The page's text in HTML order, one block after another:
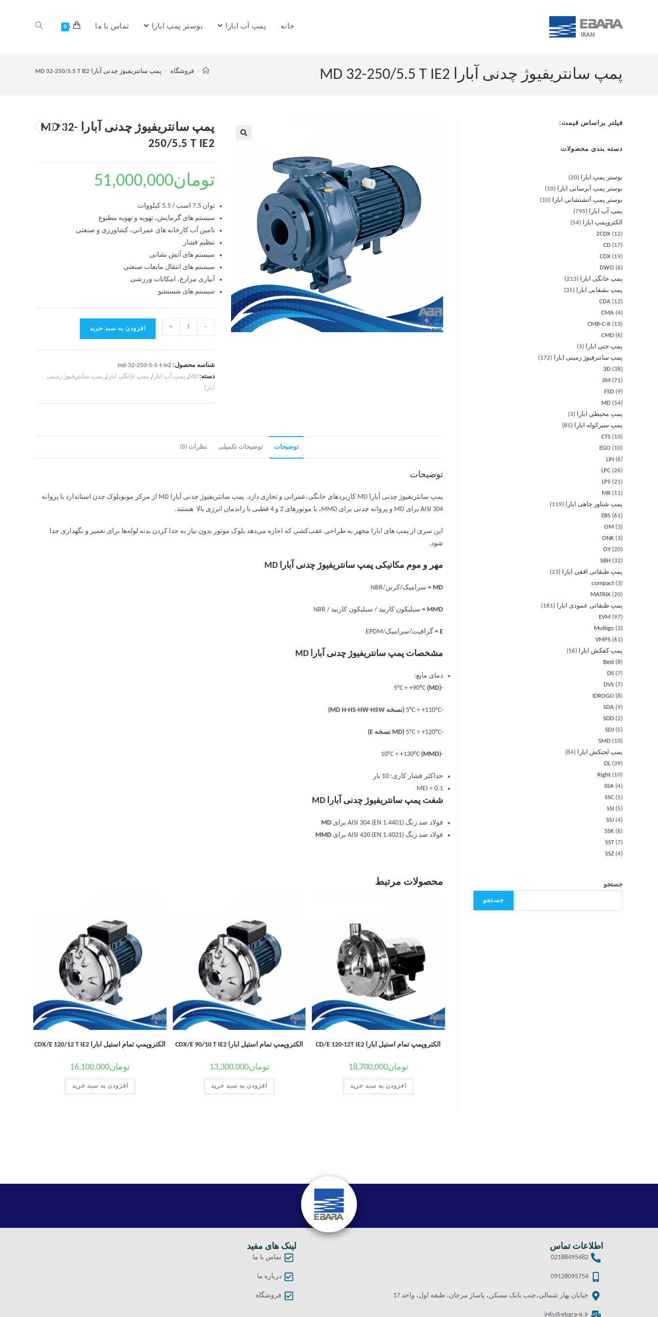
خانه پمپ آب ابارا بوستر پمپ ابارا تماس با ما 0
پمپ سانتریفیوژ چدنی آبارا MD 32-250/5.5 T IE2 > فروشگاه > پمپ سانتریفیوژ چدنی آبارا MD 32-250/5.5 T IE2
پمپ سانتریفیوژ چدنی آبارا MD 32-
250/5.5 T IE2
تومان51,000,000
توان 7.5 اسب / 5.5 کیلووات
سیستم های گرمایش، تهویه و تهویه مطبوع
تامین آب کارخانه های عمرانی، کشاورزی و صنعتی
تنظیم فشار
سیستم های آتش نشانی
سیستم های انتقال مایعات صنعتی
آبیاری مزارع، امکانات ورزشی
سیستم های شستشو
-
+ افزودن به سبد خرید
شناسه محصول: md-32-250-5-5-t-ie2
دسته:MD
, پمپ آب ابارا, پمپ خانگی ابارا, پمپ سانترفیوژ زمینی
ابارا
توضیحات توضیحات تکمیلی نظرات (0)
توضیحات
پمپ سانتریفیوژ چدنی آبارا MD کاربردهای خانگی،عمرانی و تجاری دارد. پمپ سانتریفیوژ چدنی آبارا MD از مرکز مونوبلوک چدن استاندارد با پروانه
AISI 304 برای MD و پروانه چدنی برای MMD، با موتورهای 2 و 4 قطبی با راندمان انرژی بالا هستند.
این سری از پمپ های ابارا مجهز به طراحی عقب‌کشی که اجازه می‌دهد بلوک موتور بدون نیاز به جدا کردن بدنه لوله‌ها برای تعمیر و نگهداری جدا
شود.
مهر و موم مکانیکی پمپ سانتریفیوژ چدنی آبارا MD
MD = سرامیک/کربن/NBR
MMD = سیلیکون کاربید / سیلیکون کاربید / NBR
E = گرافیت/سرامیک/EPDM
مشخصات پمپ سانتریفیوژ چدنی آبارا MD
دمای مایع:
-5°C ÷ +90°C
(MD)
-5°C ÷ +110°C (نسخه MD H-HS-HW-HSW)
-5°C ÷ +120°C (MD نسخه E)
-10°C ÷ +130°C
(MMD)
حداکثر فشار کاری: 10 بار
MEI > 0.1
شفت پمپ سانتریفیوژ چدنی آبارا MD
فولاد ضد زنگ AISI 304 (EN 1.4401) برای
MD
فولاد ضد زنگ AISI 420 (EN 1.4021) برای
MMD
محصولات مرتبط
الکتروپمپ تمام استیل ابارا CD/E 120-12T IE2
تومان18,700,000
افزودن به سبد خرید
الکتروپمپ تمام استیل ابارا CDX/E 90/10 T IE2
تومان13,300,000
افزودن به سبد خرید
الکتروپمپ تمام استیل ابارا CDX/E 120/12 T IE2
تومان16,100,000
افزودن به سبد خرید
فیلتر براساس قیمت:
دسته بندی محصولات
بوستر پمپ ابارا
20
بوستر پمپ آبرسانی ابارا
10
بوستر پمپ آتشنشانی ابارا
10
پمپ آب ابارا
795
الکتروپمپ ابارا
54
2CDX
12
CD
17
CDX
19
DWO
6
پمپ خانگی ابارا
213
پمپ بشقابی ابارا
35
CDA
12
CMA 4
CMB-C-R
13
CMD 6
پمپ جتی ابارا
3
پمپ سانترفیوژ زمینی ابارا
172
3D 38
3M
71
FSD
9
MD
54
پمپ محیطی ابارا
3
پمپ سیرکوله ابارا
85
CTS
10
EGO
10
LIN 6
LPC 26
LPS 21
MR
11
پمپ شناور چاهی ابارا
119
EBS 61
OM
3
ONK 3
OY 20
SBH 32
پمپ طبقاتی افقی ابارا
23
compact 3
MATRIX 20
پمپ طبقاتی عمودی ابارا
161
EVM
97
Multigo 3
VMPS 61
پمپ کفکش ابارا
56
Best 8
DS 7
DVS 7
IDROGO
8
SDA
9
SDD 2
SDJ
5
SMD
10
پمپ لجنکش ابارا
84
DL 39
Right
10
SSA 4
SSC
5
SSI
5
SSJ 4
SSK 6
SST 7
SSZ 4
جستجو
جستجو
اطلاعات تماس
02188495482
09128095754
خیابان بهار شمالی،جنب بانک مسکن، پاساژ مرجان، طبقه اول، واحد 17
info@ebara-ir.ir
لینک های مفید
تماس با ما
درباره ما
فروشگاه